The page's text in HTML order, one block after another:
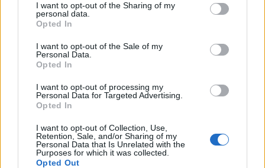
I want to opt-out of the Sharing of my
personal data.
Opted In
I want to opt-out of the Sale of my
Personal Data.
Opted In
I want to opt-out of processing my
Personal Data for Targeted Advertising.
Opted In
I want to opt-out of Collection, Use,
Retention, Sale, and/or Sharing of my
Personal Data that Is Unrelated with the
Purposes for which it was collected.
Opted Out
5. Grädda pajen längst ner i ugnen i 26–30 min. Låt den svalna i
formen. Servera med vaniljsås eller vaniljglass. (Bilden är utan
mandeln).